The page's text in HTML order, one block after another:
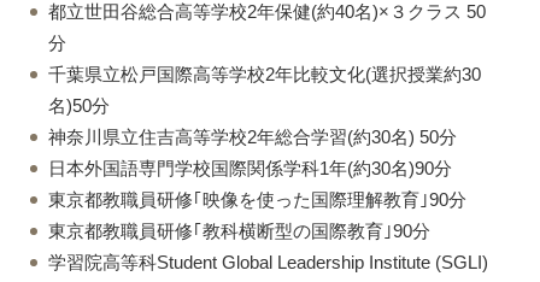
都立世田谷総合高等学校2年保健(約40名)×３クラス 50
分
千葉県立松戸国際高等学校2年比較文化(選択授業約30
名)50分
神奈川県立住吉高等学校2年総合学習(約30名) 50分
日本外国語専門学校国際関係学科1年(約30名)90分
東京都教職員研修｢映像を使った国際理解教育｣90分
東京都教職員研修｢教科横断型の国際教育｣90分
学習院高等科Student Global Leadership Institute (SGLI)